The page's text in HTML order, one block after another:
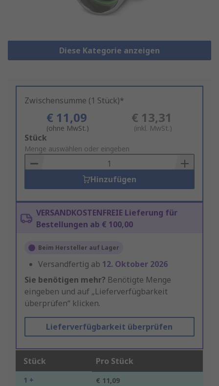
Diese Kategorie anzeigen
Zwischensumme (1 Stück)*
€ 11,09
(ohne MwSt.)
€ 13,31
(inkl. MwSt.)
Add
to
Basket
Stück
Menge auswählen oder eingeben
Hinzufügen
VERSANDKOSTENFREIE Lieferung für
Bestellungen ab € 100,00
Beim Hersteller auf Lager
Versandfertig ab 12. Oktober 2026
Sie benötigen mehr? Benötigte Menge
eingeben und auf „Lieferverfügbarkeit
überprüfen“ klicken.
Lieferverfügbarkeit überprüfen
Stück Pro Stück
1 + € 11,09